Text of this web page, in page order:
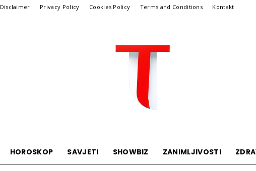
Disclaimer Privacy Policy Cookies Policy Terms and Conditions Kontakt
HOROSKOP SAVJETI SHOWBIZ ZANIMLJIVOSTI